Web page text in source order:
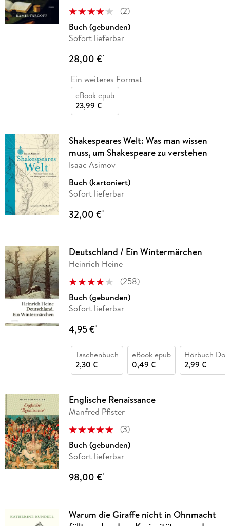
(2)
Buch (gebunden)
Sofort lieferbar
28,00 €*
Ein weiteres Format
eBook epub
23,99 €
Shakespeares Welt: Was man wissen
muss, um Shakespeare zu verstehen
Isaac Asimov
Buch (kartoniert)
Sofort lieferbar
32,00 €*
Deutschland / Ein Wintermärchen
Heinrich Heine
(258)
Buch (gebunden)
Sofort lieferbar
4,95 €*
Taschenbuch
2,30 €
eBook epub
0,49 €
Hörbuch
2,99 €
Englische Renaissance
Manfred Pfister
(3)
Buch (gebunden)
Sofort lieferbar
98,00 €*
Warum die Giraffe nicht in Ohnmacht